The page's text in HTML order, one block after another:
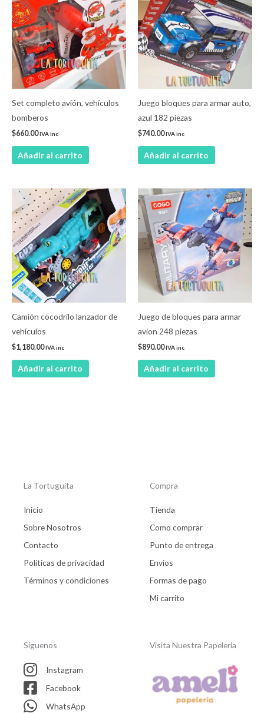
Set completo avión, vehículos
bomberos
$660.00IVA inc
Añadir al carrito
Juego bloques para armar auto,
azul 182 piezas
$740.00IVA inc
Añadir al carrito
Camión cocodrilo lanzador de
vehículos
$1,180.00IVA inc
Añadir al carrito
Juego de bloques para armar
avion 248 piezas
$890.00IVA inc
Añadir al carrito
La Tortuguita
Inicio
Sobre Nosotros
Contacto
Politicas de privacidad
Términos y condiciones
Compra
Tienda
Como comprar
Punto de entrega
Envios
Formas de pago
Mi carrito
Síguenos
Instagram
Facebook
WhatsApp
Visita Nuestra Papeleria